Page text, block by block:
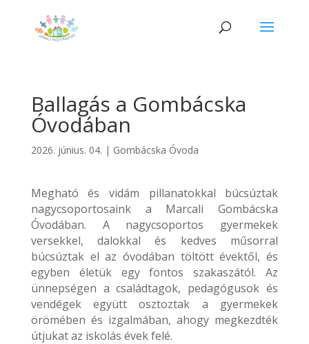
Ballagás a Gombácska
Óvodában
2026. június. 04. | Gombácska Óvoda
Megható és vidám pillanatokkal búcsúztak
nagycsoportosaink a Marcali Gombácska
Óvodában. A nagycsoportos gyermekek
versekkel, dalokkal és kedves műsorral
búcsúztak el az óvodában töltött évektől, és
egyben életük egy fontos szakaszától. Az
ünnepségen a családtagok, pedagógusok és
vendégek együtt osztoztak a gyermekek
örömében és izgalmában, ahogy megkezdték
útjukat az iskolás évek felé.